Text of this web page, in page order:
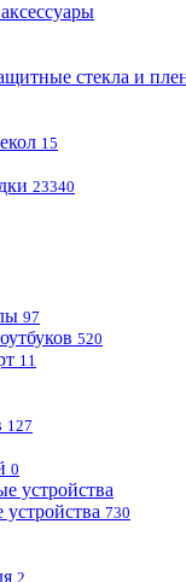
стекла и
15
23340
97
520
11
127
0
устройства
730
2